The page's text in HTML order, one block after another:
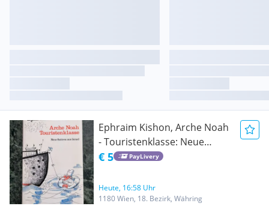
Ephraim Kishon, Arche Noah
- Touristenklasse: Neue
Satiren aus Israel
€ 5 PayLivery
Heute, 16:58 Uhr
1180 Wien, 18. Bezirk, Währing